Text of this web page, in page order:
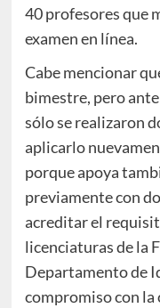
40 profesores que
examen en línea.
Cabe mencionar
bimestre, pero
sólo se realizaron
aplicarlo
porque apoya
previamente con
acreditar el
licenciaturas de la
Departamento de
compromiso con